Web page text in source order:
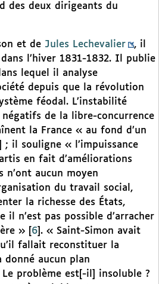
des deux dirigeants du
et de Jules Lechevalier
, il
l’hiver 1831-1832. Il publie
lequel il analyse
depuis que la révolution
féodal. L’instabilité
de la libre-concurrence
la France « au fond d’un
; il souligne « l’impuissance
en fait d’améliorations
n’ont aucun moyen
du travail social,
la richesse des États,
il n’est pas possible d’arracher
»
6 . « Saint-Simon avait
fallait reconstituer la
donné aucun plan
problème est[-il] insoluble ?